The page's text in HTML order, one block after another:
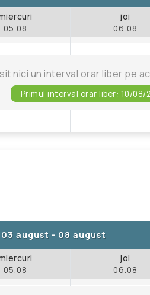
05.08
joi
06.08
nici un interval orar liber pe
Primul interval orar liber: 10/08/
03 august - 08 august
05.08
joi
06.08